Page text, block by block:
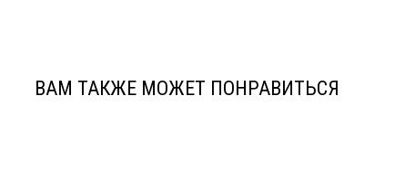
ВАМ ТАКЖЕ МОЖЕТ ПОНРАВИТЬСЯ